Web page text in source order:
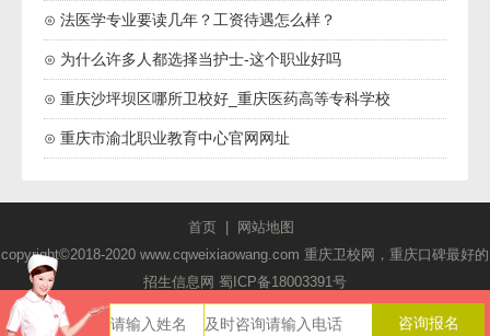
⊙ 法医学专业要读几年？工资待遇怎么样？
⊙ 为什么许多人都选择当护士-这个职业好吗
⊙ 重庆沙坪坝区哪所卫校好_重庆医药高等专科学校
⊙ 重庆市渝北职业教育中心官网网址
首页|
网站地图
copyright©2018-2020 www.cqweixiaowang.com 重庆卫校网，重庆口碑最好的
招生信息网 蜀ICP备18003391号